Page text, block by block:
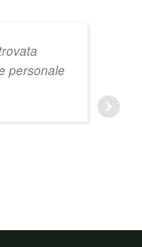
personale